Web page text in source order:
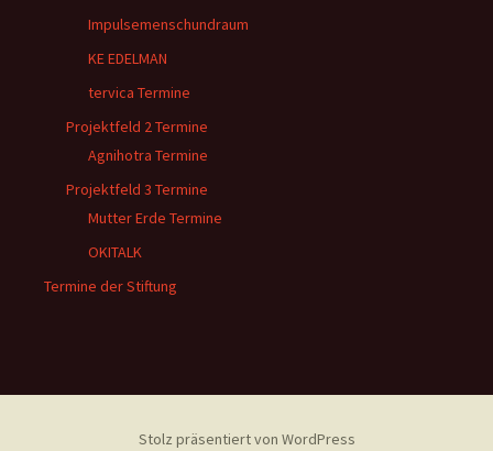
Impulsemenschundraum
KE EDELMAN
tervica Termine
Projektfeld 2 Termine
Agnihotra Termine
Projektfeld 3 Termine
Mutter Erde Termine
OKITALK
Termine der Stiftung
Stolz präsentiert von WordPress